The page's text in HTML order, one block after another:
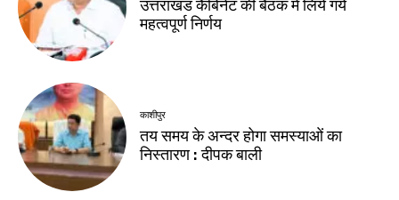
उत्तराखंड कैबिनेट की बैठक में लिये गये
महत्वपूर्ण निर्णय
काशीपुर
तय समय के अन्दर होगा समस्याओं का
निस्तारण : दीपक बाली